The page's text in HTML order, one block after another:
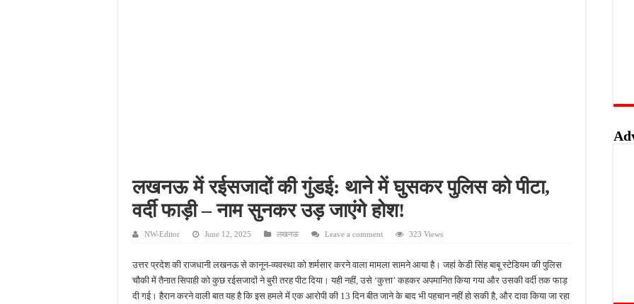
लखनऊ में रईसजादों की गुंडई: थाने में घुसकर पुलिस को पीटा,
वर्दी फाड़ी – नाम सुनकर उड़ जाएंगे होश!
NW-Editor June 12, 2025 लखनऊ Leave a comment 323 Views
उत्तर प्रदेश की राजधानी लखनऊ से कानून-व्यवस्था को शर्मसार करने वाला मामला सामने आया है। जहां केडी सिंह बाबू स्टेडियम की पुलिस
चौकी में तैनात सिपाही को कुछ रईसजादों ने बुरी तरह पीट दिया। यही नहीं, उसे ‘कुत्ता’ कहकर अपमानित किया गया और उसकी वर्दी तक फाड़
दी गई। हैरान करने वाली बात यह है कि इस हमले में एक आरोपी की 13 दिन बीत जाने के बाद भी पहचान नहीं हो सकी है, और दावा किया जा रहा